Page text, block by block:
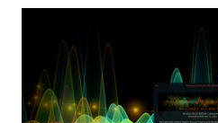
instalação existente do Kali
desde a versão 2021.4 de
visual - papéis de parede
alterações no prompt do shell